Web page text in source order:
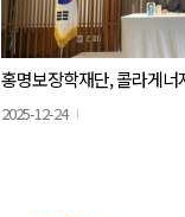
홍명보장학재단, 콜라게너
2025-12-24